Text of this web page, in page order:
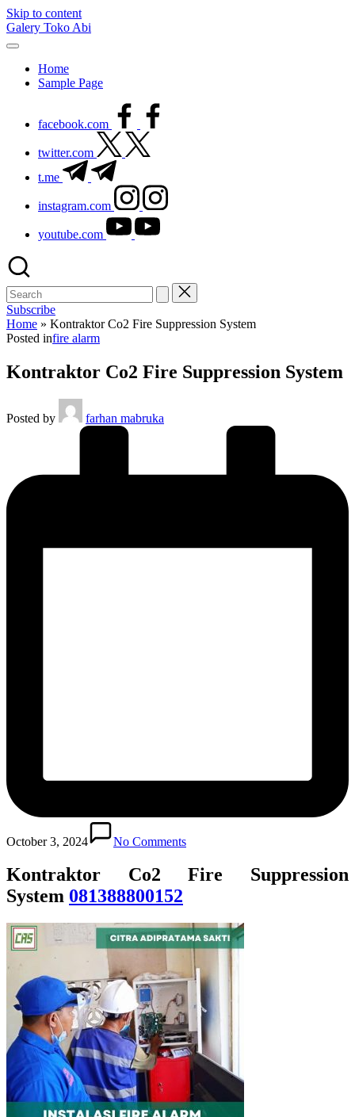
Skip to content
Galery Toko Abi
Home
Sample Page
facebook.com
twitter.com
t.me
instagram.com
youtube.com
Subscribe
Home » Kontraktor Co2 Fire Suppression System
Posted infire alarm
Kontraktor Co2 Fire Suppression System
Posted by farhan mabruka
October 3, 2024 No Comments
Kontraktor Co2 Fire Suppression
System 081388800152